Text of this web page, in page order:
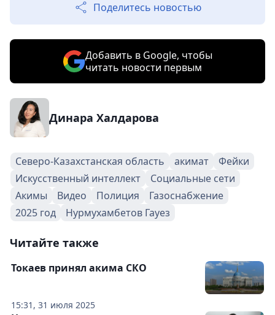
Поделитесь новостью
Добавить в Google, чтобы
читать новости первым
Динара Халдарова
Северо-Казахстанская область акимат
Фейки
Искусственный интеллект
Социальные сети
Акимы
Видео Полиция
Газоснабжение
2025 год
Нурмухамбетов Гауез
Читайте также
15:31, 31 июля 2025
Токаев принял акима СКО